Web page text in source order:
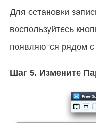
Для остановки
воспользуйтесь
появляются рядом
Шаг 5. Измените